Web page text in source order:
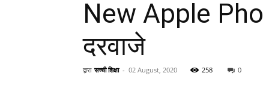
New Apple
दरवाजे
द्वारा सच्ची शिक्षा - 02 August, 2020 258 0